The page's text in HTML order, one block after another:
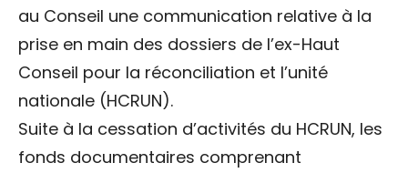
au Conseil une communication relative à la
prise en main des dossiers de l’ex-Haut
Conseil pour la réconciliation et l’unité
nationale (HCRUN).
Suite à la cessation d’activités du HCRUN, les
fonds documentaires comprenant